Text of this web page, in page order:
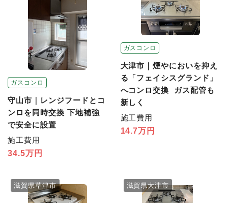
ガスコンロ
守山市｜レンジフードとコ
ンロを同時交換 下地補強
で安全に設置
施工費用
34.5万円
ガスコンロ
大津市｜煙やにおいを抑え
る「フェイシスグランド」
へコンロ交換 ガス配管も
新しく
施工費用
14.7万円
滋賀県草津市 滋賀県大津市